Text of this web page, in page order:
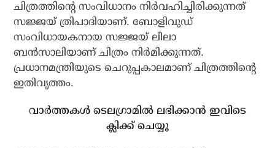
ചിത്രത്തിന്റെ സംവിധാനം നിര്‍വഹിച്ചിരിക്കുന്നത്
സജ്ജയ് ത്രിപാദിയാണ്. ബോളിവുഡ്
സംവിധായകനായ സജ്ജയ് ലീലാ
ബന്‍സാലിയാണ് ചിത്രം നിര്‍മിക്കുന്നത്.
പ്രധാനമന്ത്രിയുടെ ചെറുപ്പകാലമാണ് ചിത്രത്തിന്റെ
ഇതിവൃത്തം.
വാര്‍ത്തകള്‍ ടെലഗ്രാമില്‍ ലഭിക്കാന്‍ ഇവിടെ
ക്ലിക്ക് ചെയ്യൂ